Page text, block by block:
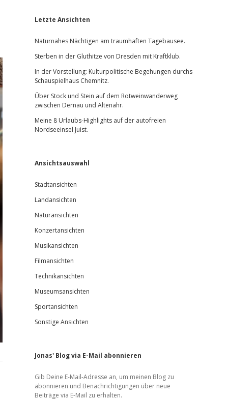
Sidebar
Letzte Ansichten
Naturnahes Nächtigen am traumhaften Tagebausee.
Sterben in der Gluthitze von Dresden mit Kraftklub.
In der Vorstellung: Kulturpolitische Begehungen durchs
Schauspielhaus Chemnitz.
Über Stock und Stein auf dem Rotweinwanderweg
zwischen Dernau und Altenahr.
Meine 8 Urlaubs-Highlights auf der autofreien
Nordseeinsel Juist.
Ansichtsauswahl
Stadtansichten
Landansichten
Naturansichten
Konzertansichten
Musikansichten
Filmansichten
Technikansichten
Museumsansichten
Sportansichten
Sonstige Ansichten
Jonas' Blog via E-Mail abonnieren
Gib Deine E-Mail-Adresse an, um meinen Blog zu
abonnieren und Benachrichtigungen über neue
Beiträge via E-Mail zu erhalten.